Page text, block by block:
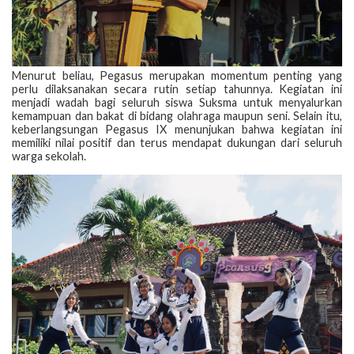
Menurut beliau, Pegasus merupakan momentum penting yang
perlu dilaksanakan secara rutin setiap tahunnya. Kegiatan ini
menjadi wadah bagi seluruh siswa Suksma untuk menyalurkan
kemampuan dan bakat di bidang olahraga maupun seni. Selain itu,
keberlangsungan Pegasus IX menunjukan bahwa kegiatan ini
memiliki nilai positif dan terus mendapat dukungan dari seluruh
warga sekolah.